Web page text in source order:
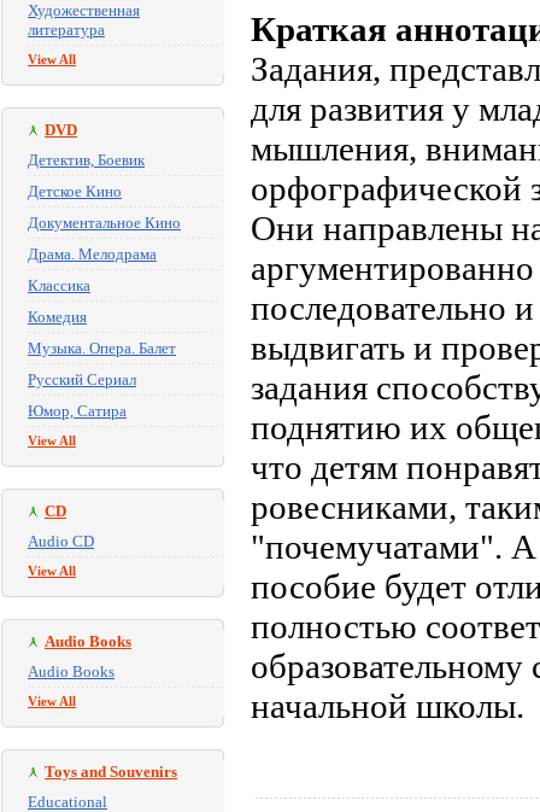
Художественная
литература
View All
DVD
Детектив, Боевик
Детское Кино
Документальное Кино
Драма. Мелодрама
Классика
Комедия
Музыка. Опера. Балет
Русский Сериал
Юмор, Сатира
View All
CD
Audio CD
View All
Audio Books
Audio Books
View All
Toys and Souvenirs
Educational
Краткая
Задания,
для развития у
мышления,
орфографической
Они направлены
последовательно
выдвигать и
задания
поднятию их
что детям
ровесниками,
"почемучатами".
пособие будет
полностью
образовательному
начальной школы.